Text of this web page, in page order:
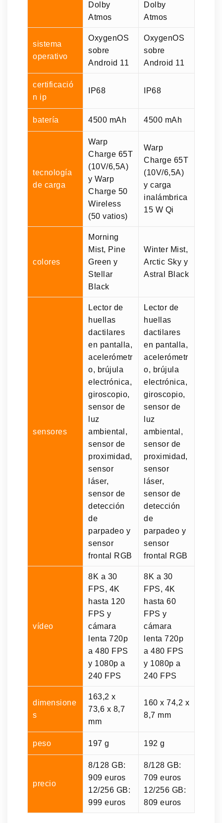
Dolby
Atmos
Dolby
Atmos
sistema
operativo
OxygenOS
sobre
Android 11
OxygenOS
sobre
Android 11
certificació
n ip
IP68 IP68
batería 4500 mAh 4500 mAh
tecnología
de carga
Warp
Charge 65T
(10V/6,5A)
y Warp
Charge 50
Wireless
(50 vatios)
Warp
Charge 65T
(10V/6,5A)
y carga
inalámbrica
15 W Qi
colores
Morning
Mist, Pine
Green y
Stellar
Black
Winter Mist,
Arctic Sky y
Astral Black
sensores
Lector de
huellas
dactilares
en pantalla,
acelerómetr
o, brújula
electrónica,
giroscopio,
sensor de
luz
ambiental,
sensor de
proximidad,
sensor
láser,
sensor de
detección
de
parpadeo y
sensor
frontal RGB
Lector de
huellas
dactilares
en pantalla,
acelerómetr
o, brújula
electrónica,
giroscopio,
sensor de
luz
ambiental,
sensor de
proximidad,
sensor
láser,
sensor de
detección
de
parpadeo y
sensor
frontal RGB
vídeo
8K a 30
FPS, 4K
hasta 120
FPS y
cámara
lenta 720p
a 480 FPS
y 1080p a
240 FPS
8K a 30
FPS, 4K
hasta 60
FPS y
cámara
lenta 720p
a 480 FPS
y 1080p a
240 FPS
dimensione
s
163,2 x
73,6 x 8,7
mm
160 x 74,2 x
8,7 mm
peso 197 g 192 g
precio
8/128 GB:
909 euros
12/256 GB:
999 euros
8/128 GB:
709 euros
12/256 GB:
809 euros